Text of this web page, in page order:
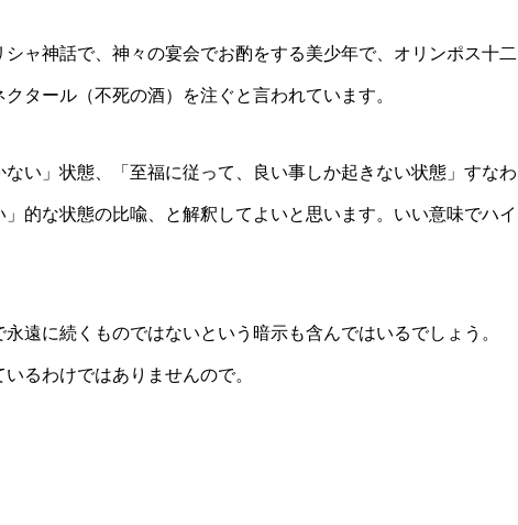
ャ神話で、神々の宴会でお酌をする美少年で、オリンポス十二
タール（不死の酒）を注ぐと言われています。
い」状態、「至福に従って、良い事しか起きない状態」すなわ
的な状態の比喩、と解釈してよいと思います。いい意味でハイ
遠に続くものではないという暗示も含んではいるでしょう。
るわけではありませんので。